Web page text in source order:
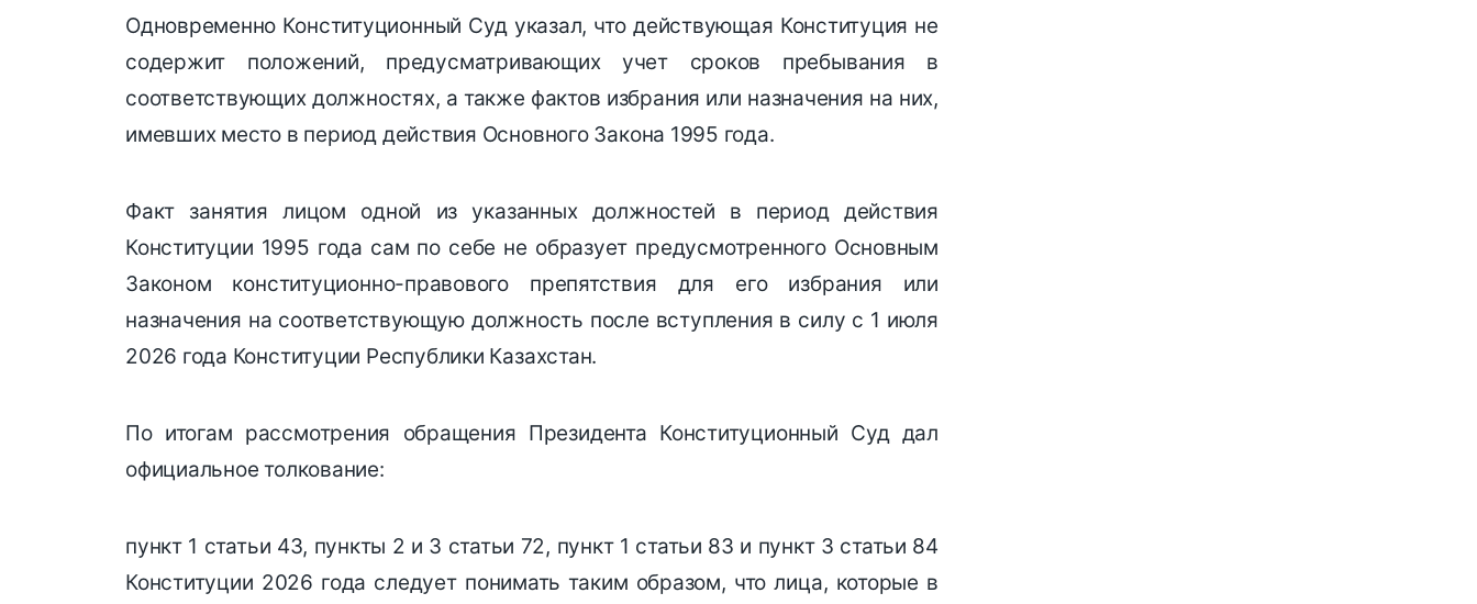
Одновременно Конституционный Суд указал, что действующая Конституция не
содержит положений, предусматривающих учет сроков пребывания в
соответствующих должностях, а также фактов избрания или назначения на них,
имевших место в период действия Основного Закона 1995 года.
Факт занятия лицом одной из указанных должностей в период действия
Конституции 1995 года сам по себе не образует предусмотренного Основным
Законом конституционно-правового препятствия для его избрания или
назначения на соответствующую должность после вступления в силу с 1 июля
2026 года Конституции Республики Казахстан.
По итогам рассмотрения обращения Президента Конституционный Суд дал
официальное толкование:
пункт 1 статьи 43, пункты 2 и 3 статьи 72, пункт 1 статьи 83 и пункт 3 статьи 84
Конституции 2026 года следует понимать таким образом, что лица, которые в